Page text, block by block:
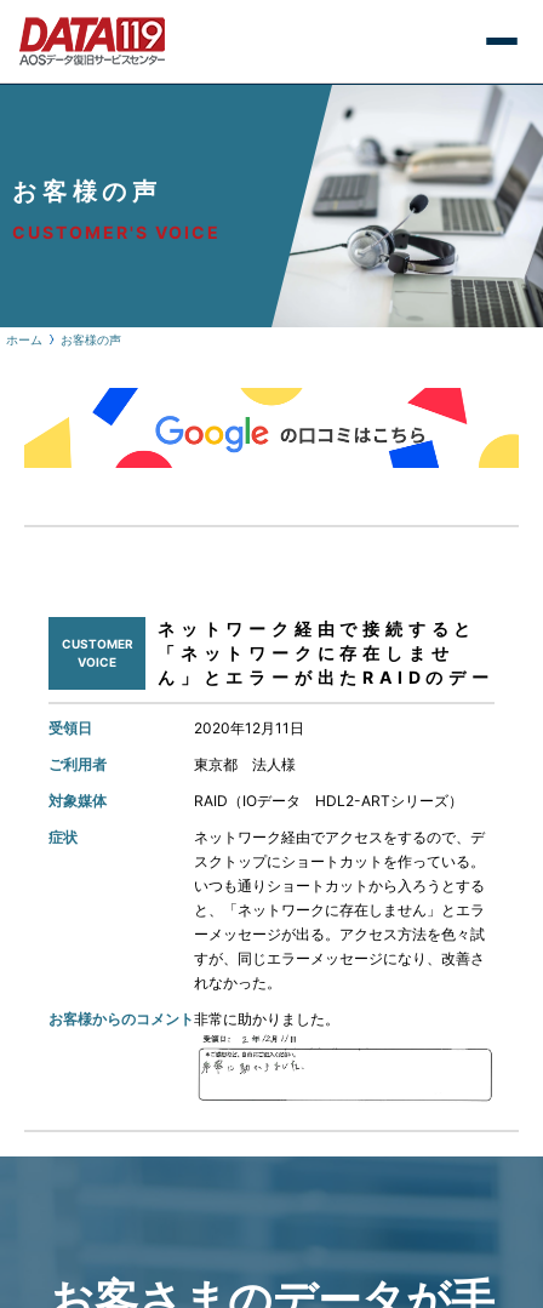
お客様の声
CUSTOMER'S VOICE
ホーム お客様の声
CUSTOMER
VOICE
ネットワーク経由で接続すると
「ネットワークに存在しませ
ん」とエラーが出たRAIDのデー
タ復旧
受領日
2020年12月11日
ご利用者
東京都 法人様
対象媒体
RAID（IOデータ HDL2-ARTシリーズ）
症状
ネットワーク経由でアクセスをするので、デ
スクトップにショートカットを作っている。
いつも通りショートカットから入ろうとする
と、「ネットワークに存在しません」とエラ
ーメッセージが出る。アクセス方法を色々試
すが、同じエラーメッセージになり、改善さ
れなかった。
お客様からのコメント非常に助かりました。